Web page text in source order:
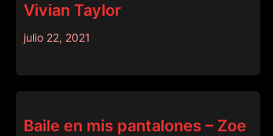
Vivian Taylor
julio 22, 2021
Baile en mis pantalones – Zoe